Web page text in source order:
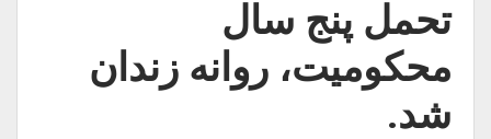
تحمل پنج سال
محکومیت، روانه زندان
شد.